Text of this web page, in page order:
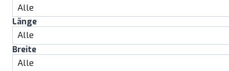
Länge
Breite